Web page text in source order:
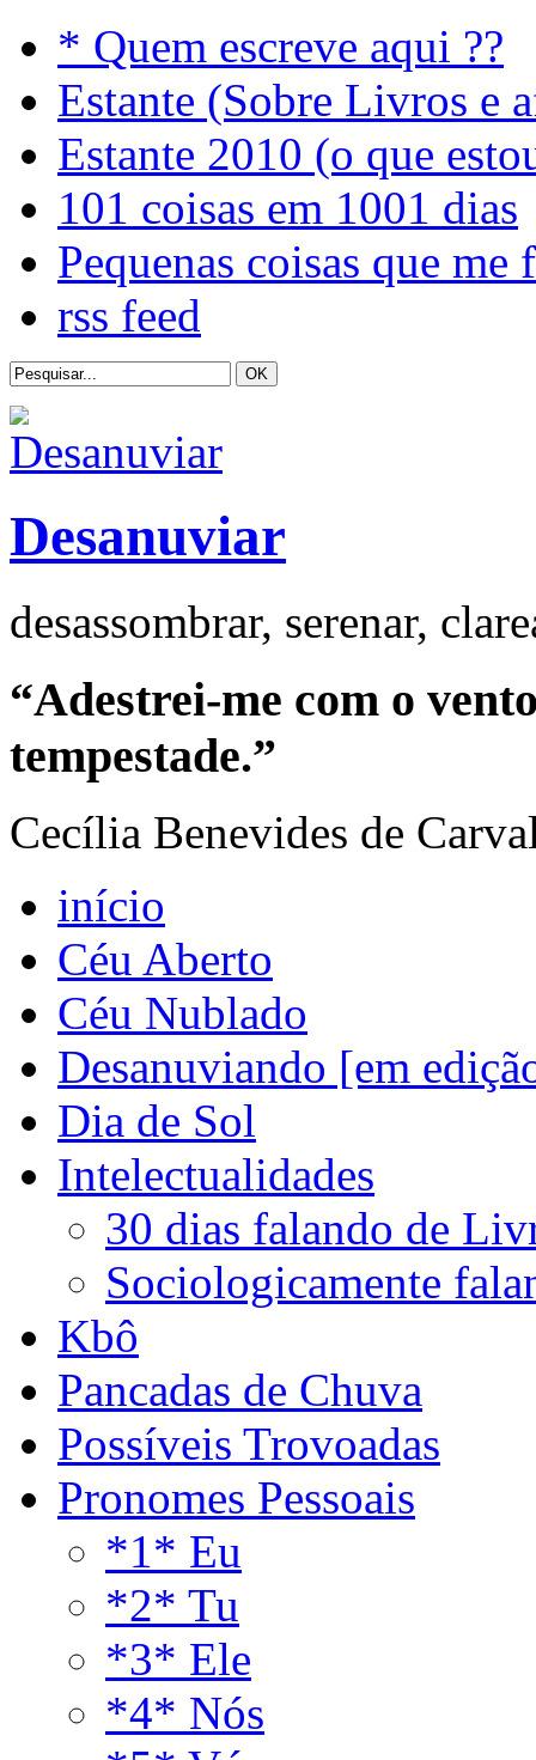
* Quem escreve aqui ??
Estante (Sobre Livros e
Estante 2010 (o que
101 coisas em 1001 dias
Pequenas coisas que me
rss feed
Desanuviar
desassombrar, serenar,
“Adestrei-me com o
tempestade.”
Cecília Benevides de
início
Céu Aberto
Céu Nublado
Desanuviando [em
Dia de Sol
Intelectualidades
30 dias falando de
Sociologicamente
Kbô
Pancadas de Chuva
Possíveis Trovoadas
Pronomes Pessoais
*1* Eu
*2* Tu
*3* Ele
*4* Nós